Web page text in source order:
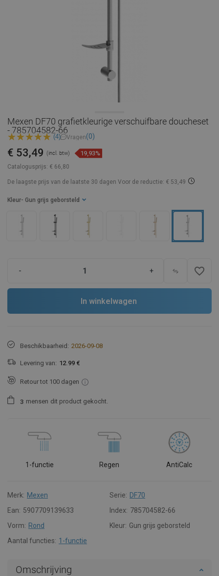
Mexen DF70 grafietkleurige verschuifbare doucheset
- 785704582-66
(4) Vragen(0)
Catalogusprijs: € 66,80
€ 53,49 (incl. btw) 19,93%
De laagste prijs van de laatste 30 dagen Voor de reductie: € 53,49
Kleur - Gun grijs geborsteld
- + favorite_border
In winkelwagen
Beschikbaarheid: 2026-09-08
Levering van: 12.99 €
Retour tot 100 dagen
3 mensen dit product gekocht.
1-functie Regen AntiCalc
Merk: Mexen Serie: DF70
Ean: 5907709139633 Index: 785704582-66
Vorm: Rond Kleur: Gun grijs geborsteld
Aantal functies: 1-functie
Omschrijving